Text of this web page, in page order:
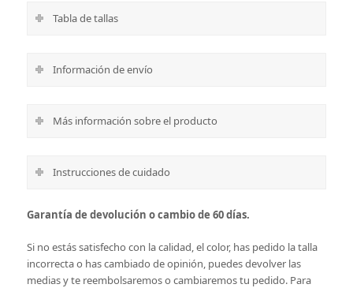
Tabla de tallas
Información de envío
Más información sobre el producto
Instrucciones de cuidado
Garantía de devolución o cambio de 60 días.
Si no estás satisfecho con la calidad, el color, has pedido la talla
incorrecta o has cambiado de opinión, puedes devolver las
medias y te reembolsaremos o cambiaremos tu pedido. Para